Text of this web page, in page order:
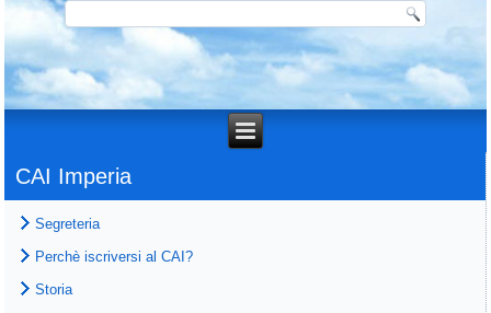
CAI Imperia
Segreteria
Perchè iscriversi al CAI?
Storia